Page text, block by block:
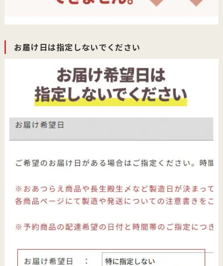
お届け日は指定しないでください